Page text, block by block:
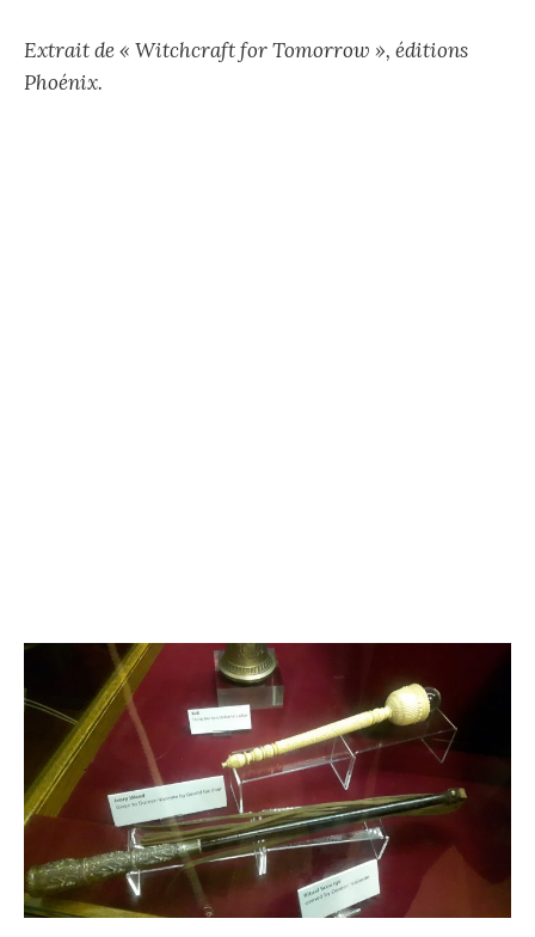
Extrait de « Witchcraft for Tomorrow », éditions
Phoénix.